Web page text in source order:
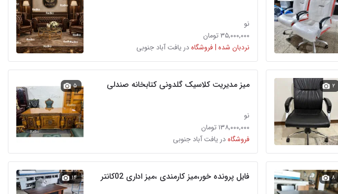
نو
۳۵,۰۰۰,۰۰۰ تومان
نردبان شده | فروشگاهدر یافت آباد جنوبی
۲ میز مدیریت کلاسیک گلدونی کتابخانه صندلی
نو
۱۳۸,۰۰۰,۰۰۰ تومان
فروشگاهدر یافت آباد جنوبی
۵
۸ فایل پرونده خور،میز کارمندی ،میز اداری 02کانتر ۱۴